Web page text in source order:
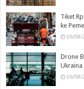
Tiket
ke
06/08/
Drone
Ukraina
06/08/